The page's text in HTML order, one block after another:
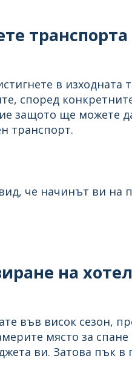
транспорта
в
според
защото ще можете
транспорт.
че начинът ви на
на
във висок сезон,
място за
ви. Затова пък в